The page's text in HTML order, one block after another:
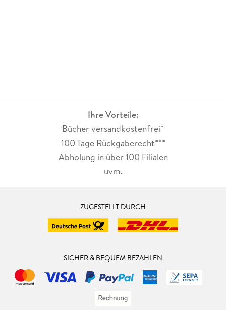
Ihre Vorteile:
Bücher versandkostenfrei*
100 Tage Rückgaberecht***
Abholung in über 100 Filialen
uvm.
ZUGESTELLT DURCH
SICHER & BEQUEM BEZAHLEN